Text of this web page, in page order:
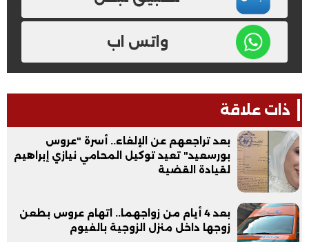
واتس اب
ذات علاقة
بعد تراجعهم عن الإلغاء.. أسرة "عروس
بورسعيد" تعيد توكيل المحامي نيازي إبراهيم
لقيادة القضية
بعد 4 أيام من زواجهما.. اتهام عروس بطعن
زوجها داخل منزل الزوجية بالفيوم